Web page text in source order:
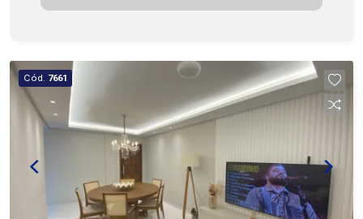
solar norte/leste, o imóvel dispõe de três
área de serviço, dependência completa de
empregada e duas vagas de garagem. O
condomínio oferece uma completa área de lazer,
com academia, piscinas adulto e infantil, quadra
poliesportiva, salão de festas, salão de jogos,
brinquedoteca e parque infantil, proporcionando
conforto, lazer e qualidade de vida para toda a
família. Uma excelente oportunidade para quem
Cód. 7661